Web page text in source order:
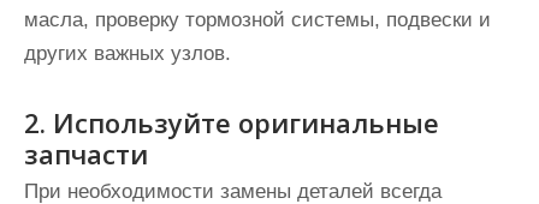
масла, проверку тормозной системы, подвески и
других важных узлов.
2. Используйте оригинальные
запчасти
При необходимости замены деталей всегда